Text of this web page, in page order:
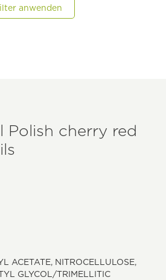
anwenden
Polish cherry red
ACETATE, NITROCELLULOSE,
GLYCOL/TRIMELLITIC